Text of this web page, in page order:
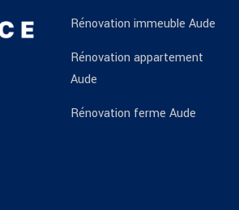
Rénovation immeuble Aude
Rénovation appartement
Aude
Rénovation ferme Aude